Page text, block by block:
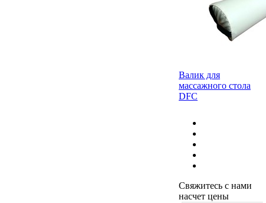
Валик для
массажного стола
DFC
Свяжитесь с нами
насчет цены